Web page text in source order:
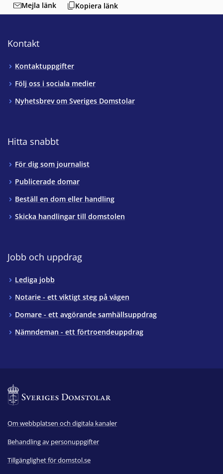
Mejla länk
Kopiera länk
Kontakt
Kontaktuppgifter
Följ oss i sociala medier
Nyhetsbrev om Sveriges Domstolar
Hitta snabbt
För dig som journalist
Publicerade domar
Beställ en dom eller handling
Skicka handlingar till domstolen
Jobb och uppdrag
Lediga jobb
Notarie - ett viktigt steg på vägen
Domare - ett avgörande samhällsuppdrag
Nämndeman - ett förtroendeuppdrag
Om webbplatsen och digitala kanaler
Behandling av personuppgifter
Tillgänglighet för domstol.se